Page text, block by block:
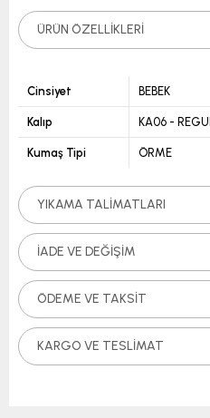
ÜRÜN ÖZELLIKLERI
Cinsiyet BEBEK
Kalıp KA06 -
Kumaş Tipi ÖRME
YIKAMA TALIMATLARI
İADE VE DEĞIŞIM
ÖDEME VE TAKSIT
KARGO VE TESLIMAT